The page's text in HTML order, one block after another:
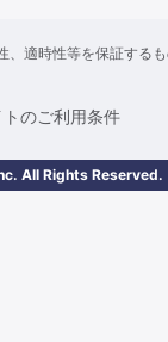
適時性等を保証する
トのご利用条件
All Rights Reserved.